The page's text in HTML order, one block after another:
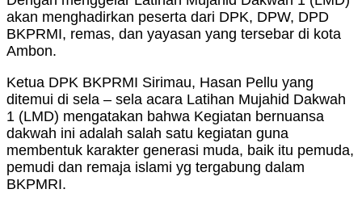
akan menghadirkan peserta dari DPK, DPW, DPD
BKPRMI, remas, dan yayasan yang tersebar di kota
Ambon.
Ketua DPK BKPRMI Sirimau, Hasan Pellu yang
ditemui di sela – sela acara Latihan Mujahid Dakwah
1 (LMD) mengatakan bahwa Kegiatan bernuansa
dakwah ini adalah salah satu kegiatan guna
membentuk karakter generasi muda, baik itu pemuda,
pemudi dan remaja islami yg tergabung dalam
BKPMRI.